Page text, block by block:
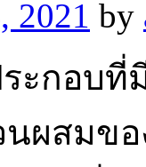
2021 by
ะกอบ
นผสมข